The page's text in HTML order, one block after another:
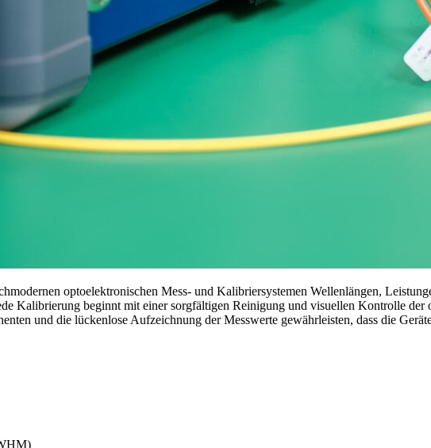
optoelektronischen Mess- und Kalibriersystemen Wellenlängen,
Kalibrierung beginnt mit einer sorgfältigen Reinigung und visuellen Kontrolle
und die lückenlose Aufzeichnung der Messwerte gewährleisten, dass die